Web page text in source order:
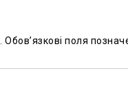
Обов’язкові поля